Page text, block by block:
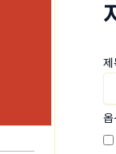
옵